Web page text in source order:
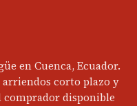
en Cuenca, Ecuador.
corto plazo y
comprador disponible